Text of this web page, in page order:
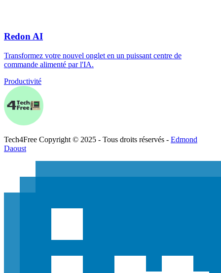
Redon AI
Transformez votre nouvel onglet en un puissant centre de
commande alimenté par l'IA.
Productivité
Tech4Free Copyright © 2025 - Tous droits réservés - Edmond
Daoust